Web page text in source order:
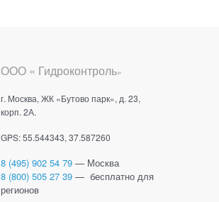
ООО « Гидроконтроль»
г. Москва, ЖК «Бутово парк», д. 23,
корп. 2А.
GPS: 55.544343, 37.587260
8 (495) 902 54 79 — Москва
8 (800) 505 27 39 — бесплатно для
регионов